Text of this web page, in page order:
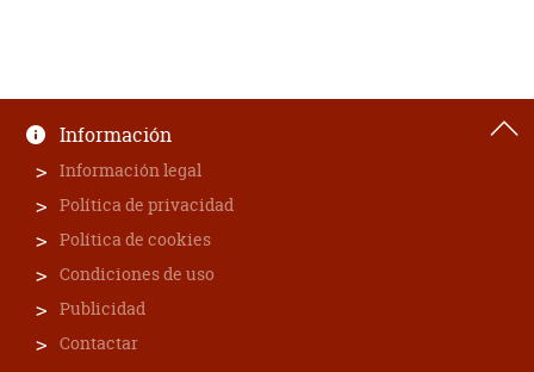
Información
Información legal
Política de privacidad
Política de cookies
Condiciones de uso
Publicidad
Contactar